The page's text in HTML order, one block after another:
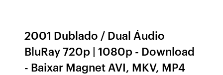
2001 Dublado / Dual Áudio
BluRay 720p | 1080p - Download
- Baixar Magnet AVI, MKV, MP4